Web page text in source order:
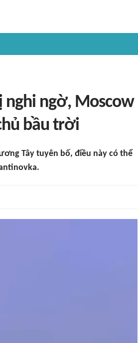
nghi ngờ, Moscow
bầu trời
Tây tuyên bố, điều này có thể